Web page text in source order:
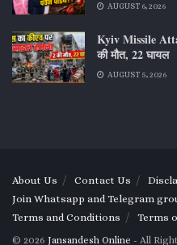
AUGUST 6, 2026
Kyiv Missile
की मौत, 22 घायल
AUGUST 5, 2026
About Us Contact Us
Join Whatsapp and Telegram
Terms and Conditions
Terms
© 2026 Jansandesh Online - All